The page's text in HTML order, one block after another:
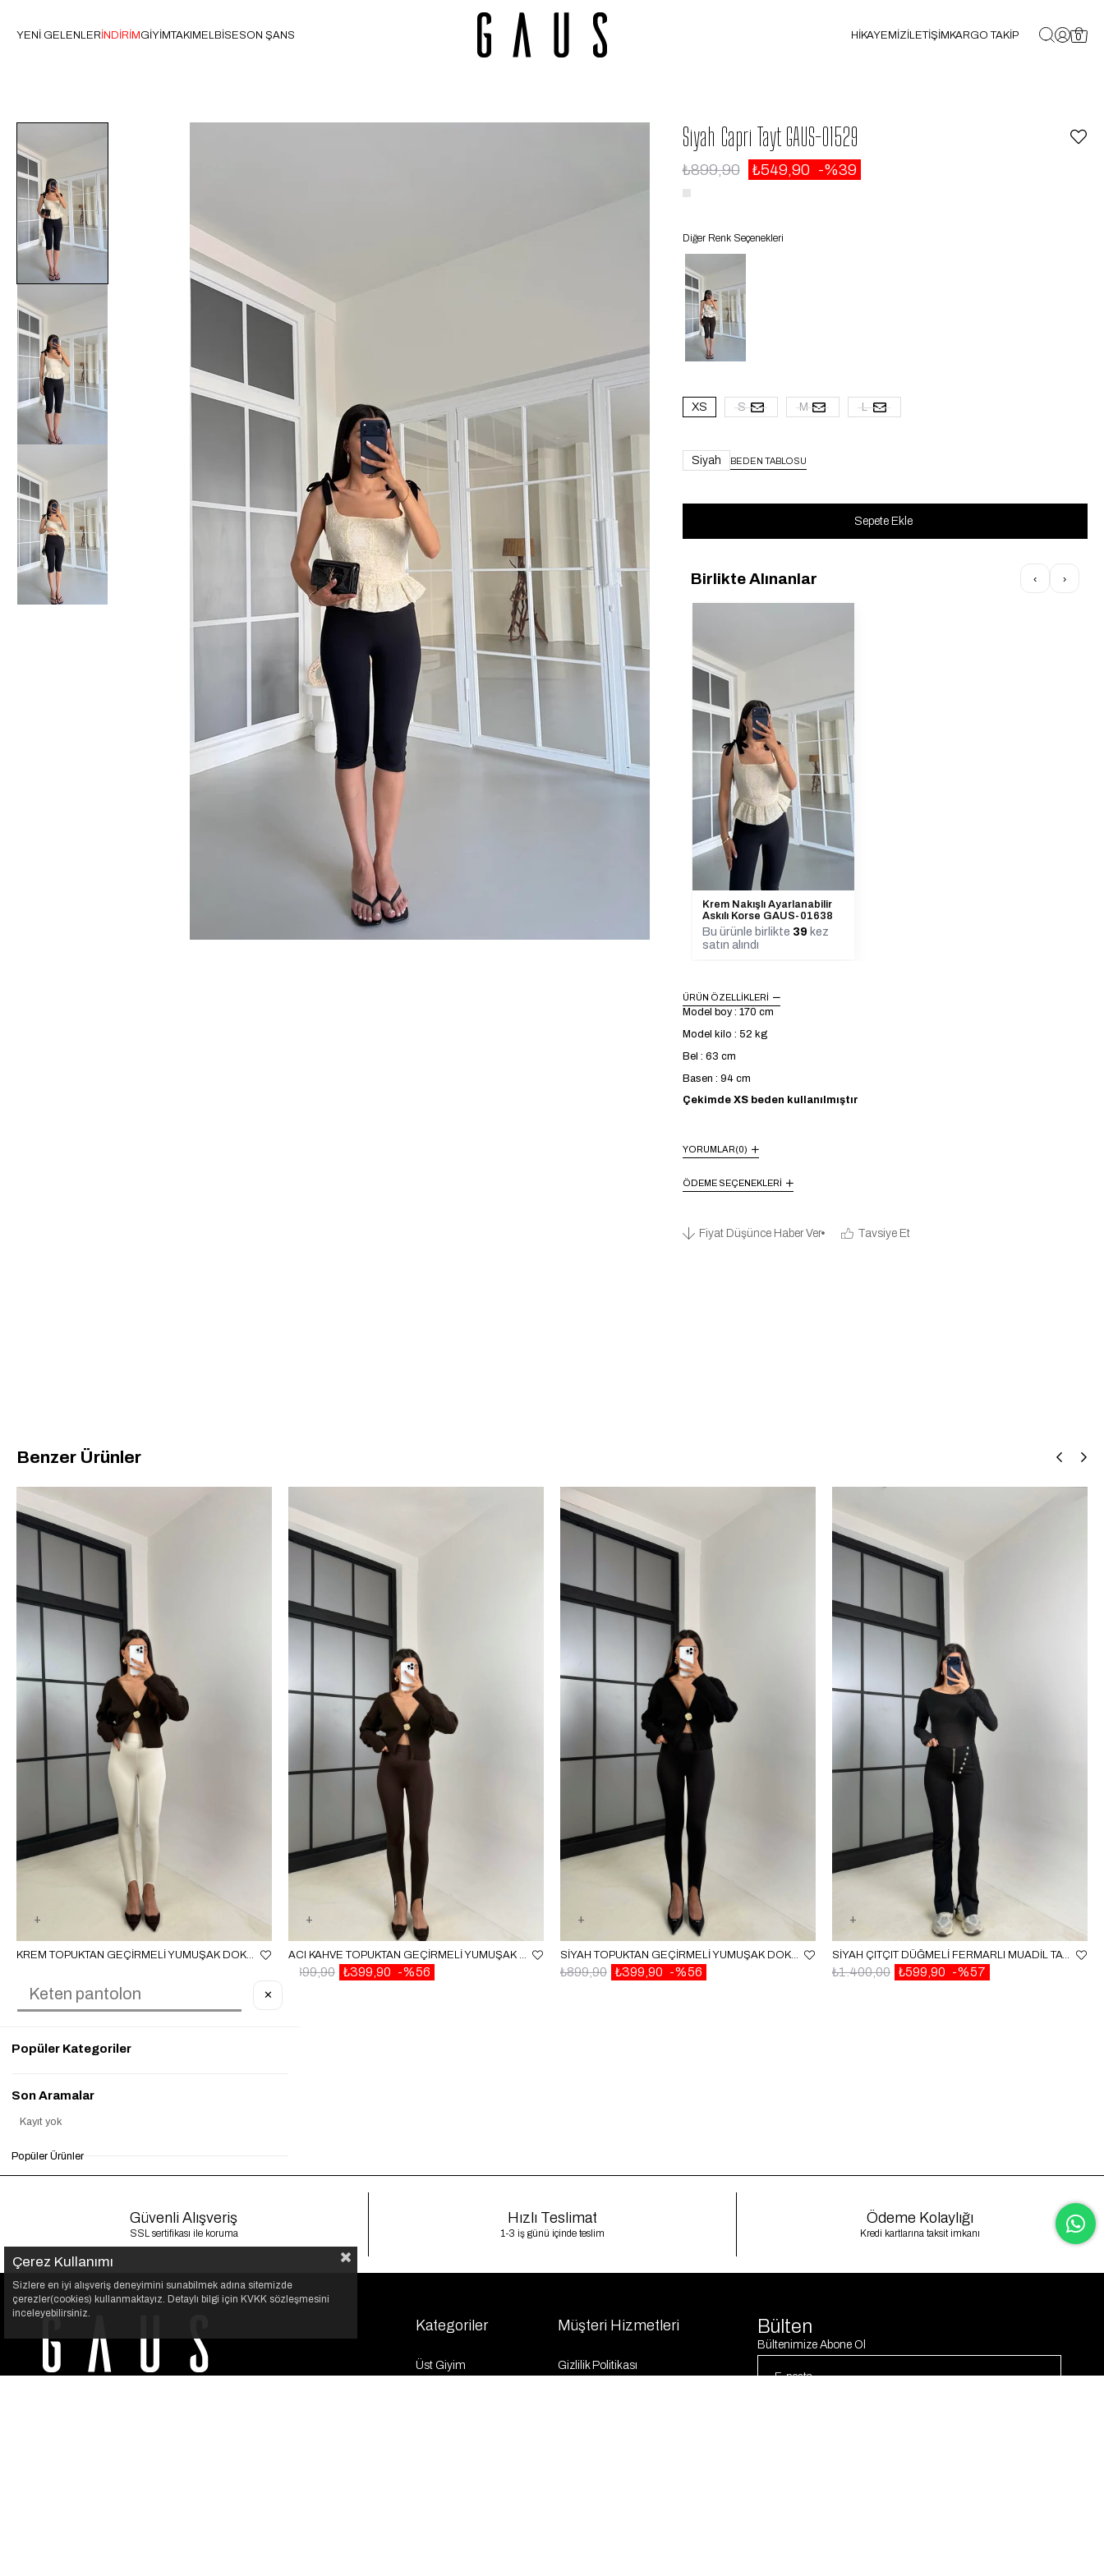
YENİ GELENLERİNDİRİMGİYİMTAKIMELBİSESON ŞANS HİKAYEMİZİLETİŞİMKARGO TAKİP 0
Siyah Capri Tayt GAUS-01529
₺899,90 ₺549,90 39
Diğer Renk Seçenekleri
XS S M L
Siyah BEDEN TABLOSU
Birlikte Alınanlar ‹ ›
Krem Nakışlı Ayarlanabilir
Askılı Korse GAUS-01638
Bu ürünle birlikte 39 kez
satın alındı
ÜRÜN ÖZELLIKLERI
Model boy : 170 cm
Model kilo : 52 kg
Bel : 63 cm
Basen : 94 cm
Çekimde XS beden kullanılmıştır
YORUMLAR(0)
ÖDEME SEÇENEKLERI
Fiyat Düşünce Haber Ver Tavsiye Et
Benzer Ürünler
KREM TOPUKTAN GEÇIRMELI YUMUŞAK DOKULU FÜZO TAYT GAUS-00215 ACI KAHVE TOPUKTAN GEÇIRMELI YUMUŞAK DOKULU FÜZO TAYT GAUS-00215
%56
₺399,90
₺899,90
SIYAH TOPUKTAN GEÇIRMELI YUMUŞAK DOKULU FÜZO TAYT GAUS-00215
%56
₺399,90
₺899,90
SIYAH ÇITÇIT DÜĞMELI FERMARLI MUADIL TAYT GAUS-00897
%57
₺599,90
₺1.400,00
Güvenli Alışveriş
SSL sertifikası ile koruma
Hızlı Teslimat
1-3 iş günü içinde teslim
Ödeme Kolaylığı
Kredi kartlarına taksit imkanı
Kategoriler
Üst Giyim
Müşteri Hizmetleri
Gizlilik Politikası
Bülten
Bültenimize Abone Ol
Çerez Kullanımı
Sizlere en iyi alışveriş deneyimini sunabilmek adına sitemizde
çerezler(cookies) kullanmaktayız. Detaylı bilgi için KVKK sözleşmesini
inceleyebilirsiniz.
✕
Popüler Kategoriler
Son Aramalar
Kayıt yok
Popüler Ürünler